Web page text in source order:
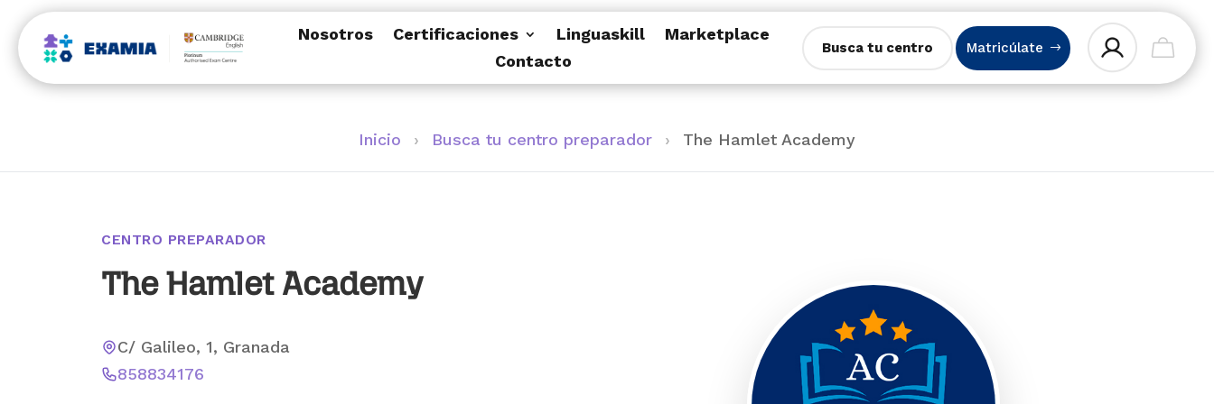
Nosotros Certificaciones Linguaskill
Marketplace
Contacto
Busca tu centro Matricúlate
Inicio › Busca tu centro preparador › The Hamlet Academy
CENTRO PREPARADOR
The Hamlet Academy
C/ Galileo, 1, Granada
858834176